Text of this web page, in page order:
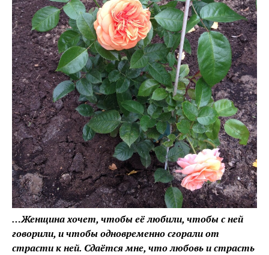
…Женщина хочет, чтобы её любили, чтобы с ней
говорили, и чтобы одновременно сгорали от
страсти к ней. Сдаётся мне, что любовь и страсть